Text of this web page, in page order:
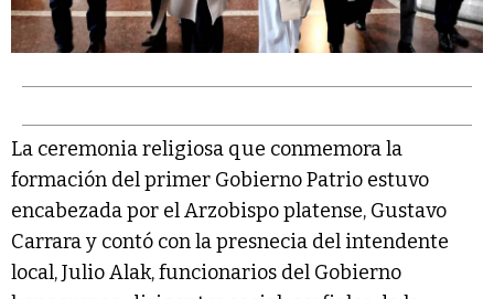
La ceremonia religiosa que conmemora la
formación del primer Gobierno Patrio estuvo
encabezada por el Arzobispo platense, Gustavo
Carrara y contó con la presnecia del intendente
local, Julio Alak, funcionarios del Gobierno